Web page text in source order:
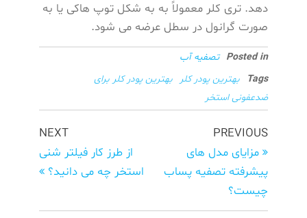
دهد. تری کلر معمولاً به به شکل توپ هاکی یا به
صورت گرانول در سطل عرضه می ‌شود.
Posted in تصفیه آب
Tags
بهترین پودر کلر
بهترین پودر کلر برای
ضدعفونی استخر
راهبری
نوشته‌ها
Previous
Post
PREVIOUS
مزایای مدل های
پیشرفته تصفیه پساب
چیست؟
NEXT
از طرز کار فیلتر شنی
استخر چه می دانید؟